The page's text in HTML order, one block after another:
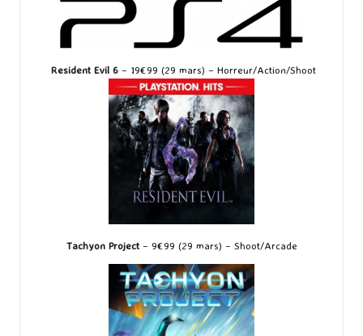
Resident Evil 6 – 19€99 (29 mars) – Horreur/Action/Shoot
Tachyon Project– 9€99 (29 mars) – Shoot/Arcade